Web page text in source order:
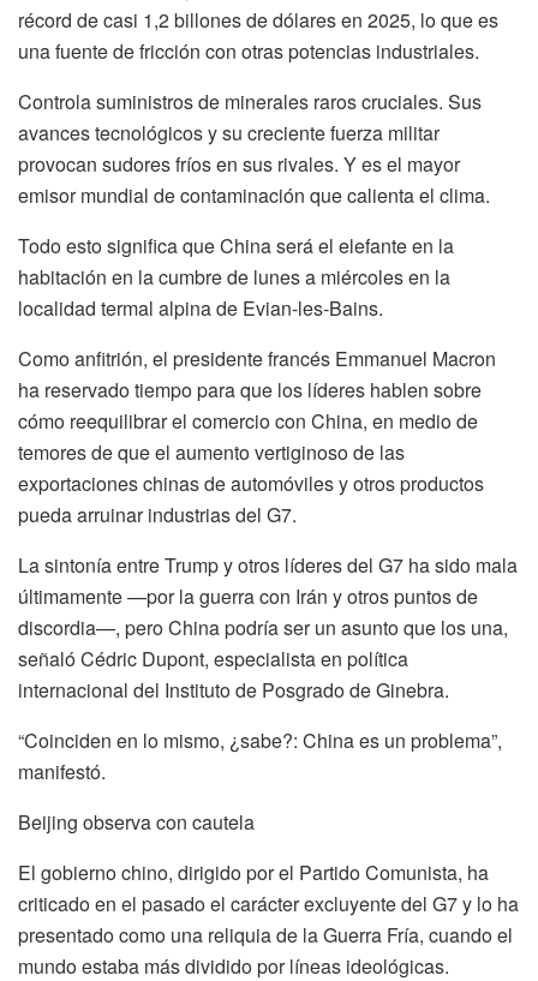
récord de casi 1,2 billones de dólares en 2025, lo que es
una fuente de fricción con otras potencias industriales.
Controla suministros de minerales raros cruciales. Sus
avances tecnológicos y su creciente fuerza militar
provocan sudores fríos en sus rivales. Y es el mayor
emisor mundial de contaminación que calienta el clima.
Todo esto significa que China será el elefante en la
habitación en la cumbre de lunes a miércoles en la
localidad termal alpina de Evian-les-Bains.
Como anfitrión, el presidente francés Emmanuel Macron
ha reservado tiempo para que los líderes hablen sobre
cómo reequilibrar el comercio con China, en medio de
temores de que el aumento vertiginoso de las
exportaciones chinas de automóviles y otros productos
pueda arruinar industrias del G7.
La sintonía entre Trump y otros líderes del G7 ha sido mala
últimamente —por la guerra con Irán y otros puntos de
discordia—, pero China podría ser un asunto que los una,
señaló Cédric Dupont, especialista en política
internacional del Instituto de Posgrado de Ginebra.
“Coinciden en lo mismo, ¿sabe?: China es un problema”,
manifestó.
Beijing observa con cautela
El gobierno chino, dirigido por el Partido Comunista, ha
criticado en el pasado el carácter excluyente del G7 y lo ha
presentado como una reliquia de la Guerra Fría, cuando el
mundo estaba más dividido por líneas ideológicas.